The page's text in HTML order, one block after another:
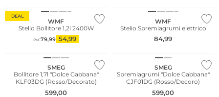
DEAL
WMF
Stelio Bollitore 1,2l 2400W
PVC79,99 54,99
WMF
Stelio Spremiagrumi elettrico
84,99
SMEG
Bollitore 1,7l "Dolce Gabbana"
KLF03DG (Rosso/Decorato)
599,00
SMEG
Spremiagrumi "Dolce Gabbana"
CJF01DG (Rosso/Decoro)
599,00